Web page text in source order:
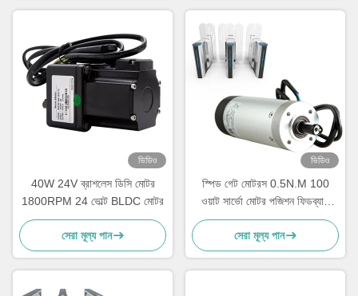
ভিডিও
40W 24V ব্রাশলেস ডিসি মোটর
1800RPM 24 ভোল্ট BLDC মোটর
সেরা মূল্য পান
ভিডিও
স্পিড গেট মোটরস 0.5N.M 100
ওয়াট সার্ভো মোটর পজিশন ফিডব্যাক
24VDC
সেরা মূল্য পান